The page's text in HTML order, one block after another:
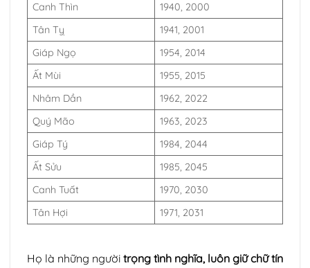
Canh Thìn
1940, 2000
Tân Tỵ
1941, 2001
Giáp Ngọ
1954, 2014
Ất Mùi
1955, 2015
Nhâm Dần
1962, 2022
Quý Mão
1963, 2023
Giáp Tý
1984, 2044
Ất Sửu
1985, 2045
Canh Tuất
1970, 2030
Tân Hợi
1971, 2031
Họ là những người trọng tình nghĩa, luôn giữ chữ tín